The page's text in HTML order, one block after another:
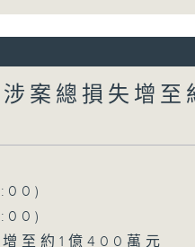
案總損失增至
至約1億400萬元